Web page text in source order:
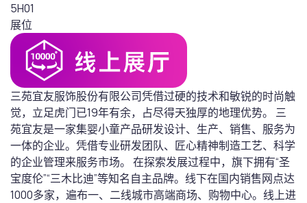
5H01
展位
三苑宜友服饰股份有限公司凭借过硬的技术和敏锐的时尚触
觉，立足虎门已19年有余，占尽得天独厚的地理优势。 三
苑宜友是一家集婴小童产品研发设计、生产、销售、服务为
一体的企业。凭借专业研发团队、匠心精神制造工艺、科学
的企业管理来服务市场。 在探索发展过程中，旗下拥有“圣
宝度伦”“三木比迪”等知名自主品牌。线下在国内销售网点达
1000多家，遍布一、二线城市高端商场、购物中心。线上进